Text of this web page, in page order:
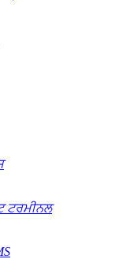
ਟਰਮੀਨਲ